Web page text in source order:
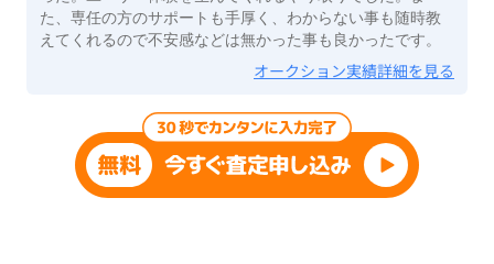
た、専任の方のサポートも手厚く、わからない事も随時教
えてくれるので不安感などは無かった事も良かったです。
オークション実績詳細を見る